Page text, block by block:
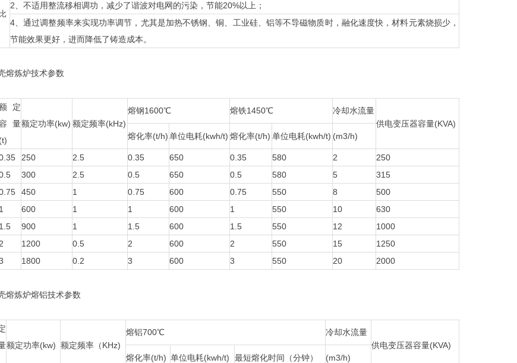
2、不适用整流移相调功，减少了谐波对电网的污染，节能20%以上；
4、通过调整频率来实现功率调节，尤其是加热不锈钢、铜、工业硅、铝等不导磁物质时，融化速度快，材料元素烧损少，
节能效果更好，进而降低了铸造成本。
炼炉技术参数
定
量
(t)
额定功率(kw) 额定频率(kHz)
熔钢1600℃ 熔铁1450℃
冷却水流量
供电变压器容量(KVA)
熔化率(t/h)单位电耗(kwh/t) 熔化率(t/h) 单位电耗(kwh/t) (m3/h)
250 2.5 0.35 650 0.35 580 2
250
300 2.5 0.5 650 0.5 580 5
315
450 1 0.75 600 0.75 550 8
500
1 600 1 1 600 1 550 10
630
1.5 900 1 1.5 600 1.5 550 12
1000
2 1200 0.5 2 600 2 550 15
1250
1800 0.2 3 600 3 550 20 2000
炼炉熔铝技术参数
额定功率(kw) 额定频率（KHz)
熔铝700℃
冷却水流量
供电变压器容量(KVA)
熔化率(t/h) 单位电耗(kwh/t) 最短熔化时间（分钟） (m3/h)